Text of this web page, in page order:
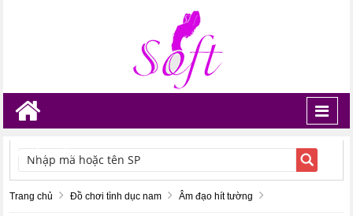
TÌM KIẾM
Trang chủ Đồ chơi tình dục nam Âm đạo hít tường